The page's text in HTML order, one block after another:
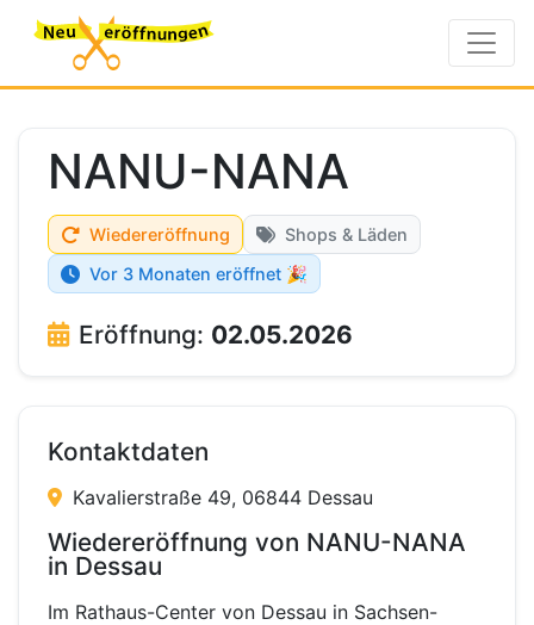
NANU-NANA
Wiedereröffnung
Shops & Läden
Vor 3 Monaten eröffnet 🎉
Eröffnung: 02.05.2026
Kontaktdaten
Kavalierstraße 49, 06844 Dessau
Wiedereröffnung von NANU-NANA
in Dessau
Im Rathaus-Center von Dessau in Sachsen-